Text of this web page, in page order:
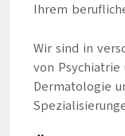
Ihrem
Wir sind in
von
Dermatologie